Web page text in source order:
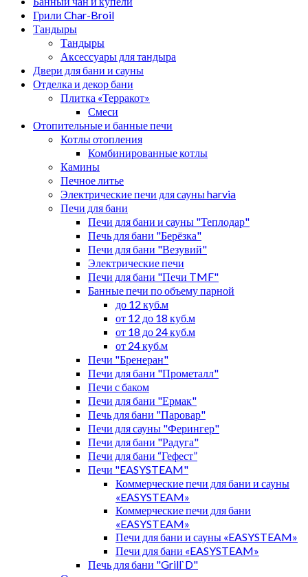
Грили Char-Broil
Тандыры
Тандыры
Аксессуары для тандыра
Двери для бани и сауны
Отделка и декор бани
Плитка «Терракот»
Смеси
Отопительные и банные печи
Котлы отопления
Комбинированные котлы
Камины
Печное литье
Электрические печи для сауны harvia
Печи для бани
Печи для бани и сауны "Теплодар"
Печь для бани "Берёзка"
Печи для бани "Везувий"
Электрические печи
Печи для бани "Печи TMF"
Банные печи по объему парной
до 12 куб.м
от 12 до 18 куб.м
от 18 до 24 куб.м
от 24 куб.м
Печи "Бренеран"
Печи для бани "Прометалл"
Печи с баком
Печи для бани "Ермак"
Печь для бани "Паровар"
Печи для сауны "Ферингер"
Печи для бани "Радуга"
Печи для бани “Гефест”
Печи "EASYSTEAM"
Коммерческие печи для бани и сауны
«EASYSTEAM»
Коммерческие печи для бани
«EASYSTEAM»
Печи для бани и сауны «EASYSTEAM»
Печи для бани «EASYSTEAM»
Печь для бани "Grill`D"